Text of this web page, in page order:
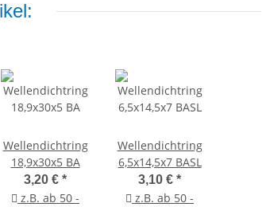
Wellendichtring
18,9x30x5 BA
3,20 € *
z.B. ab 50 -
Wellendichtring
6,5x14,5x7 BASL
3,10 € *
z.B. ab 50 -